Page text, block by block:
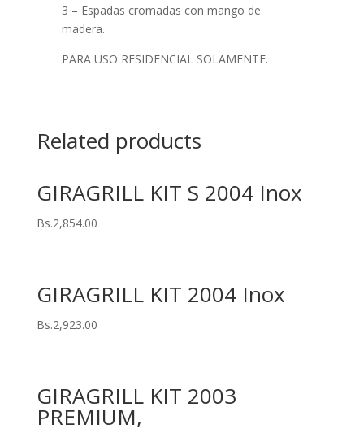
3 – Espadas cromadas con mango de
madera.
PARA USO RESIDENCIAL SOLAMENTE.
Related products
GIRAGRILL KIT S 2004 Inox
Bs.2,854.00
GIRAGRILL KIT 2004 Inox
Bs.2,923.00
GIRAGRILL KIT 2003
PREMIUM,